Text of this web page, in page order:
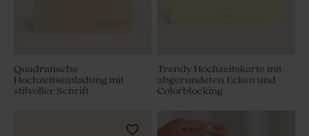
Quadratische
Hochzeitseinladung mit
stilvoller Schrift
Trendy Hochzeitskarte mit
abgerundeten Ecken und
Colorblocking